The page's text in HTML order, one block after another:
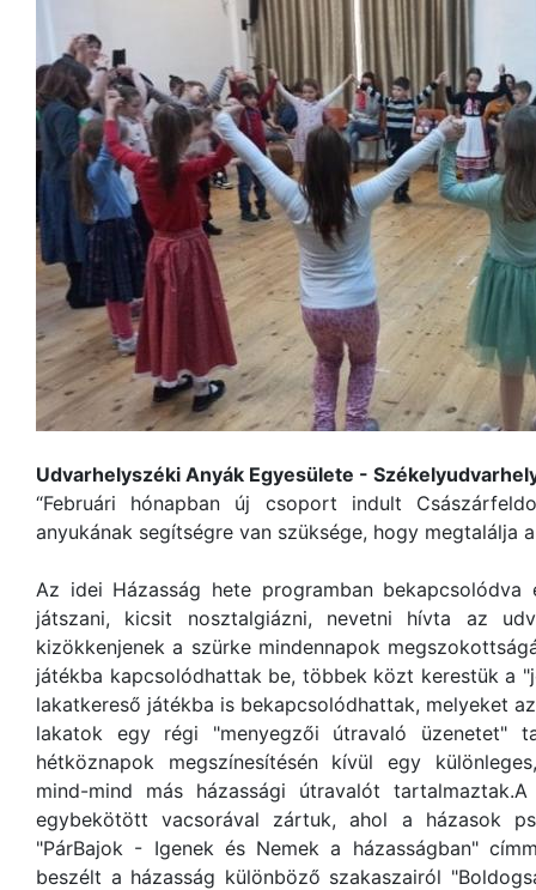
Udvarhelyszéki Anyák Egyesülete -
“Februári hónapban új csoport indult
anyukának segítségre van szüksége, hogy megtalálja
Az idei Házasság hete programban bekapcsolódva
játszani, kicsit nosztalgiázni, nevetni hívta az
kizökkenjenek a szürke mindennapok
játékba kapcsolódhattak be, többek közt kerestük a
lakatkereső játékba is bekapcsolódhattak, melyeket
lakatok egy régi "menyegzői útravaló üzenetet"
hétköznapok megszínesítésén kívül egy
mind-mind más házassági útravalót
egybekötött vacsorával zártuk, ahol a házasok
"PárBajok - Igenek és Nemek a házasságban"
beszélt a házasság különböző szakaszairól